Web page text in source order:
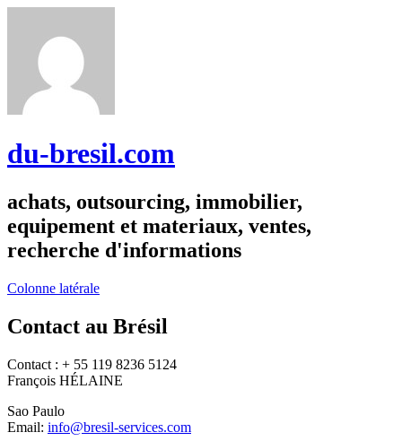
du-bresil.com
achats, outsourcing, immobilier,
equipement et materiaux, ventes,
recherche d'informations
Colonne latérale
Contact au Brésil
Contact : + 55 119 8236 5124
François HÉLAINE
Sao Paulo
Email: info@bresil-services.com